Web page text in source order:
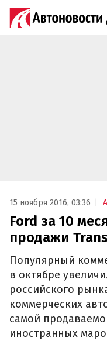
15 ноября 2016, 03:36
Ford за 10
продажи
Популярный
в октябре
российского
коммерческих
самой
иностранных